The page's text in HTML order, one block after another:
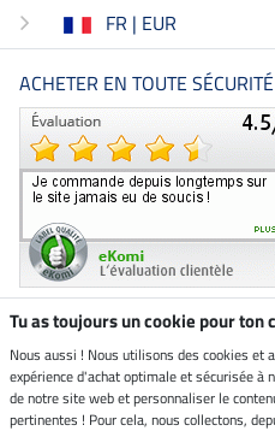
FR | EUR
ACHETER EN TOUTE SÉCURITÉ
Boutique climatiquement
neutre
Tu as toujours un cookie pour ton
Nous aussi ! Nous utilisons des cookies et
expérience d'achat optimale et sécurisée
de notre site web et personnaliser le
pertinentes ! Pour cela, nous collectons,